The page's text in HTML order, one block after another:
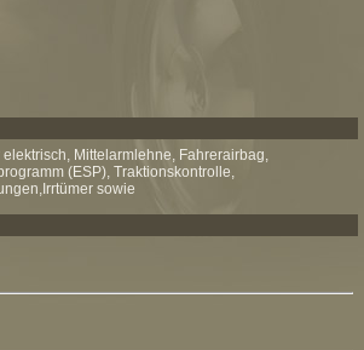
Mittelarmlehne, Fahrerairbag,
(ESP), Traktionskontrolle,
sowie